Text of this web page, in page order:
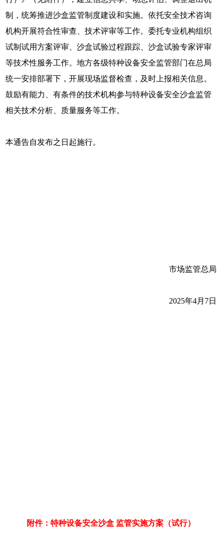
制，统筹推进沙盒监管制度建设和实施。依托安全技术咨询
机构开展符合性审查、技术评审等工作。委托专业机构组织
试制试用方案评审、沙盒试验过程跟踪、沙盒试验专家评审
等技术性服务工作。地方各级特种设备安全监管部门在总局
统一安排部署下，开展现场监督检查，及时上报相关信息。
鼓励有能力、有条件的技术机构参与特种设备安全沙盒监管
相关技术分析、质量服务等工作。
本通告自发布之日起施行。
市场监管总局
2025年4月7日
附件：特种设备安全沙盒 监管实施方案（试行）